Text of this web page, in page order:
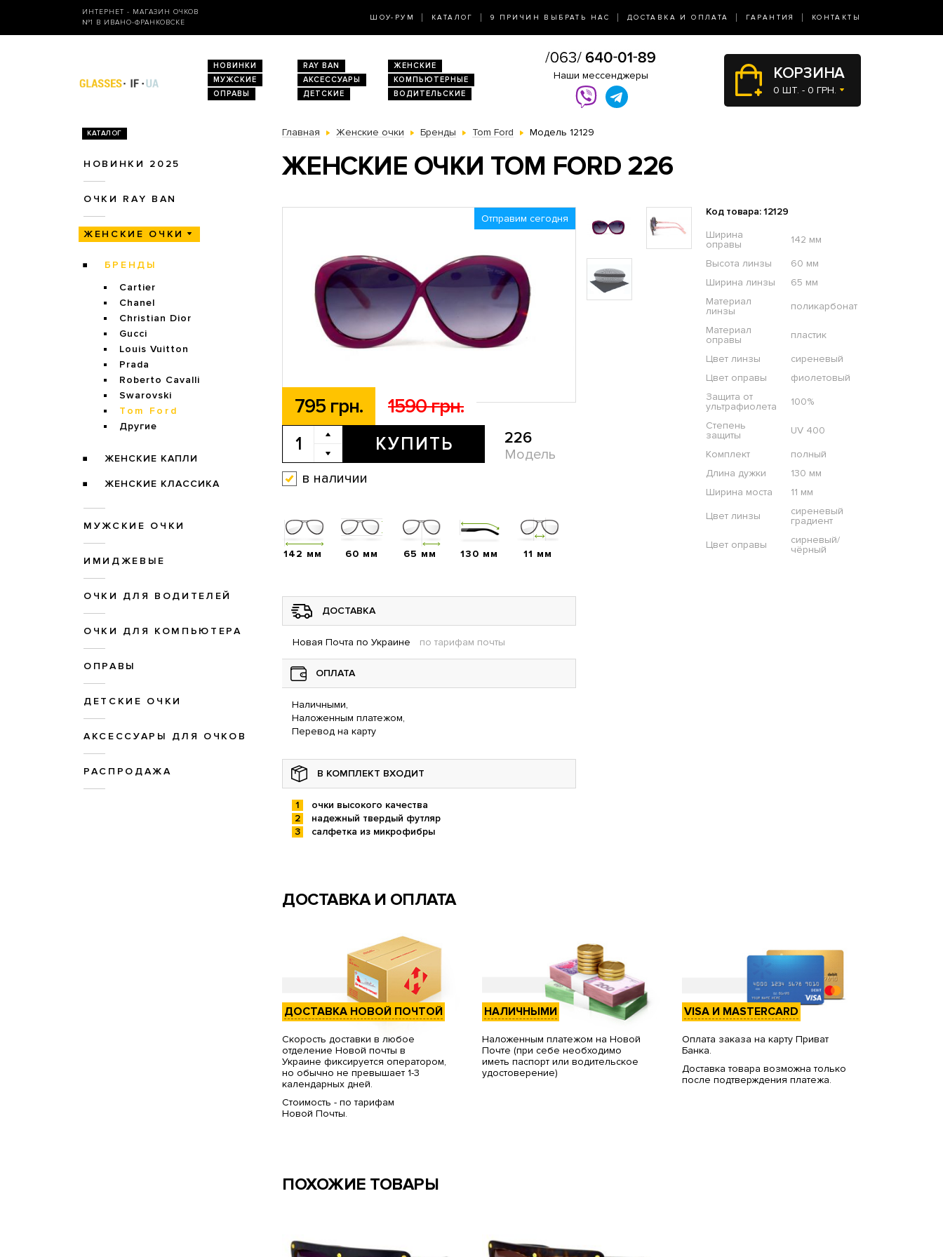
ИНТЕРНЕТ - МАГАЗИН ОЧКОВ
№1 В ИВАНО-ФРАНКОВСКЕ
ШОУ-РУМ КАТАЛОГ 9 ПРИЧИН ВЫБРАТЬ НАС ДОСТАВКА И ОПЛАТА ГАРАНТИЯ КОНТАКТЫ
НОВИНКИ RAY BAN
ЖЕНСКИЕ
МУЖСКИЕ
АКСЕССУАРЫ
КОМПЬЮТЕРНЫЕ
ОПРАВЫ
ДЕТСКИЕ ВОДИТЕЛЬСКИЕ
Наши мессенджеры КОРЗИНА
0 ШТ. - 0 ГРН.
КАТАЛОГ
НОВИНКИ 2025
ОЧКИ RAY BAN
ЖЕНСКИЕ ОЧКИ
БРЕНДЫ
Cartier
Chanel
Christian Dior
Gucci
Louis Vuitton
Prada
Roberto Cavalli
Swarovski
Tom Ford
Другие
ЖЕНСКИЕ КАПЛИ
ЖЕНСКИЕ КЛАССИКА
МУЖСКИЕ ОЧКИ
ИМИДЖЕВЫЕ
ОЧКИ ДЛЯ ВОДИТЕЛЕЙ
ОЧКИ ДЛЯ КОМПЬЮТЕРА
ОПРАВЫ
ДЕТСКИЕ ОЧКИ
АКСЕССУАРЫ ДЛЯ ОЧКОВ
РАСПРОДАЖА
Главная Женские очки Бренды Tom Ford Модель 12129
ЖЕНСКИЕ ОЧКИ TOM FORD 226
Отправим сегодня
795 грн. 1590 грн.
КУПИТЬ 226
Модель
в наличии
Код товара: 12129
Ширина
оправы
142 мм
Высота линзы
60 мм
Ширина линзы
65 мм
Материал
линзы
поликарбонат
Материал
оправы
пластик
Цвет линзы
сиреневый
Цвет оправы
фиолетовый
Защита от
ультрафиолета
100%
Степень
защиты
UV 400
Комплект
полный
Длина дужки
130 мм
Ширина моста
11 мм
Цвет линзы
сиреневый
градиент
Цвет оправы
сирневый/
чёрный
142 мм 60 мм 65 мм 130 мм 11 мм
ДОСТАВКА
Новая Почта по Украине по тарифам почты
ОПЛАТА
Наличными,
Наложенным платежом,
Перевод на карту
В КОМПЛЕКТ ВХОДИТ
очки высокого качества
надежный твердый футляр
салфетка из микрофибры
ДОСТАВКА И ОПЛАТА
ДОСТАВКА НОВОЙ ПОЧТОЙ
Скорость доставки в любое
отделение Новой почты в
Украине фиксируется оператором,
но обычно не превышает 1-3
календарных дней.
Стоимость - по тарифам
Новой Почты.
НАЛИЧНЫМИ
Наложенным платежом на Новой
Почте (при себе необходимо
иметь паспорт или водительское
удостоверение)
VISA И MASTERCARD
Оплата заказа на карту Приват
Банка.
Доставка товара возможна только
после подтверждения платежа.
ПОХОЖИЕ ТОВАРЫ